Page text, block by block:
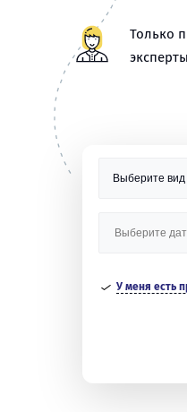
Только
эксперты
У меня есть